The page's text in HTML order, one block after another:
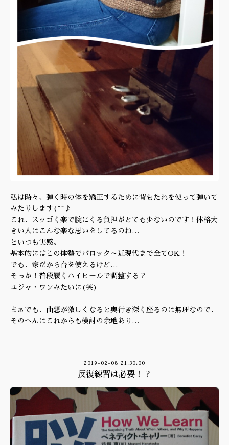
私は時々、弾く時の体を矯正するために背もたれを使って弾いて
みたりします(^^♪
これ、スッゴく楽で腕にくる負担がとても少ないのです！体格大
きい人はこんな楽な思いをしてるのね…
といつも実感。
基本的にはこの体勢でバロック～近現代まで全てOK！
でも、家だから台を使えるけど…
そっか！普段履くハイヒールで調整する？
ユジャ・ワンみたいに(笑)
まぁでも、曲想が激しくなると奥行き深く座るのは無理なので、
そのへんはこれからも検討の余地あり…
2019-02-08 21:30:00
反復練習は必要！？